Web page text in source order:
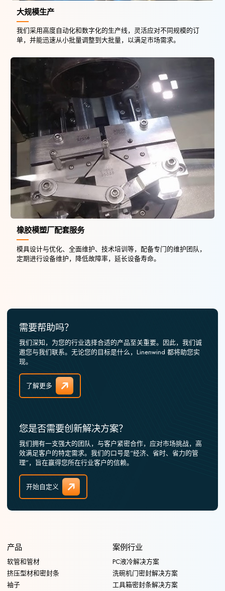
大规模生产
我们采用高度自动化和数字化的生产线，灵活应对不同规模的订
单，并能迅速从小批量调整到大批量，以满足市场需求。
橡胶模塑厂配套服务
模具设计与优化、全面维护、技术培训等，配备专门的维护团队，
定期进行设备维护，降低故障率，延长设备寿命。
需要帮助吗？
我们深知，为您的行业选择合适的产品至关重要。因此，我们诚
邀您与我们联系。无论您的目标是什么，Linenwind 都将助您实
现。
了解更多
您是否需要创新解决方案？
我们拥有一支强大的团队，与客户紧密合作，应对市场挑战，高
效满足客户的特定需求。我们的口号是“经济、省时、省力的管
理”，旨在赢得您所在行业客户的信赖。
开始自定义
产品
软管和管材
挤压型材和密封条
袖子
案例行业
PC液冷解决方案
洗碗机门密封解决方案
工具箱密封条解决方案